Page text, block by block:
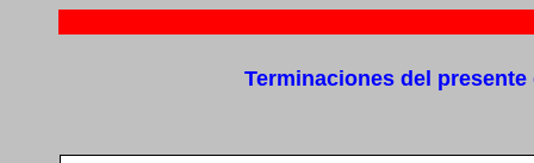
Terminaciones del